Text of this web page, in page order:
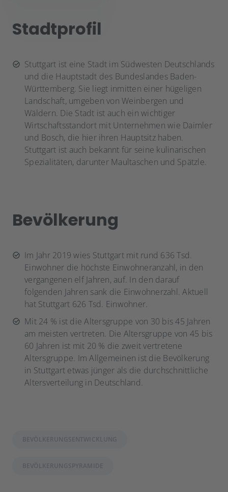
Stadtprofil
Stuttgart ist eine Stadt im Südwesten Deutschlands
und die Hauptstadt des Bundeslandes Baden-
Württemberg. Sie liegt inmitten einer hügeligen
Landschaft, umgeben von Weinbergen und
Wäldern. Die Stadt ist auch ein wichtiger
Wirtschaftsstandort mit Unternehmen wie Daimler
und Bosch, die hier ihren Hauptsitz haben.
Stuttgart ist auch bekannt für seine kulinarischen
Spezialitäten, darunter Maultaschen und Spätzle.
Bevölkerung
Im Jahr 2019 wies Stuttgart mit rund 636 Tsd.
Einwohner die höchste Einwohneranzahl, in den
vergangenen elf Jahren, auf. In den darauf
folgenden Jahren sank die Einwohnerzahl. Aktuell
hat Stuttgart 626 Tsd. Einwohner.
Mit 24 % ist die Altersgruppe von 30 bis 45 Jahren
am meisten vertreten. Die Altersgruppe von 45 bis
60 Jahren ist mit 20 % die zweit vertretene
Altersgruppe. Im Allgemeinen ist die Bevölkerung
in Stuttgart etwas jünger als die durchschnittliche
Altersverteilung in Deutschland.
BEVÖLKERUNGSENTWICKLUNG
BEVÖLKERUNGSPYRAMIDE